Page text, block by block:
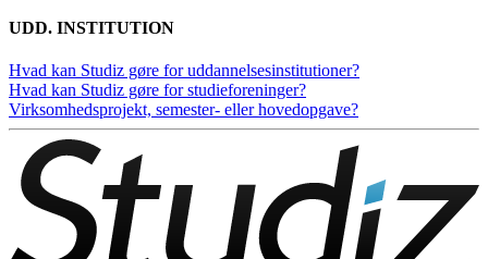
UDD. INSTITUTION
Hvad kan Studiz gøre for uddannelsesinstitutioner?
Hvad kan Studiz gøre for studieforeninger?
Virksomhedsprojekt, semester- eller hovedopgave?